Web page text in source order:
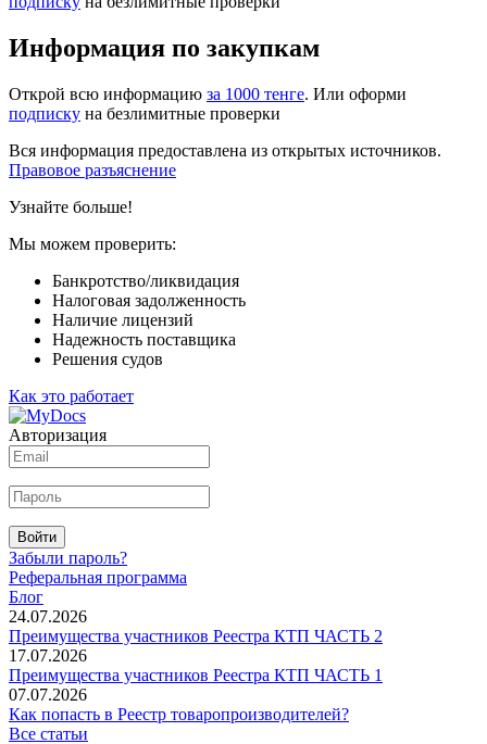
Информация по закупкам
Открой всю информацию за 1000 тенге. Или оформи
подписку на безлимитные проверки
Вся информация предоставлена из открытых источников.
Правовое разъяснение
Узнайте больше!
Мы можем проверить:
Банкротство/ликвидация
Налоговая задолженность
Наличие лицензий
Надежность поставщика
Решения судов
Как это работает
Авторизация
Войти
Забыли пароль?
Реферальная программа
Блог
24.07.2026
Преимущества участников Реестра КТП ЧАСТЬ 2
17.07.2026
Преимущества участников Реестра КТП ЧАСТЬ 1
07.07.2026
Как попасть в Реестр товаропроизводителей?
Все статьи